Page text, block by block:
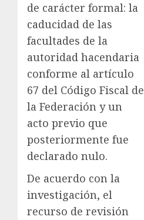
de carácter formal: la
caducidad de las
facultades de la
autoridad hacendaria
conforme al artículo
67 del Código Fiscal de
la Federación y un
acto previo que
posteriormente fue
declarado nulo.
De acuerdo con la
investigación, el
recurso de revisión